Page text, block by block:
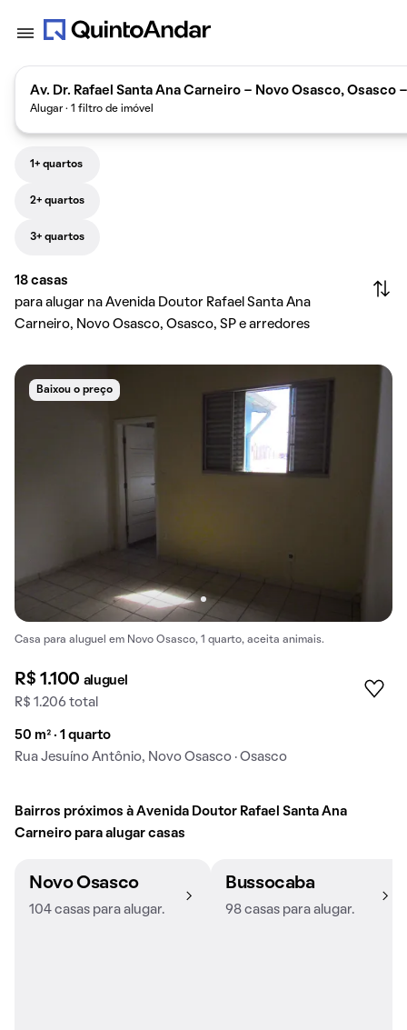
Av. Dr. Rafael Santa Ana Carneiro - Novo Osasco, Osasco -
Alugar · 1 filtro de imóvel
1+ quartos
2+ quartos
3+ quartos
18 casas
para alugar na Avenida Doutor Rafael Santa Ana
Carneiro, Novo Osasco, Osasco, SP e arredores
Baixou o preço
Casa para aluguel em Novo Osasco, 1 quarto, aceita animais.
R$ 1.100 aluguel
R$ 1.206 total
50 m² · 1 quarto
Rua Jesuíno Antônio, Novo Osasco · Osasco
Bairros próximos à Avenida Doutor Rafael Santa Ana
Carneiro para alugar casas
Novo Osasco
104 casas para alugar.
Bussocaba
98 casas para alugar.